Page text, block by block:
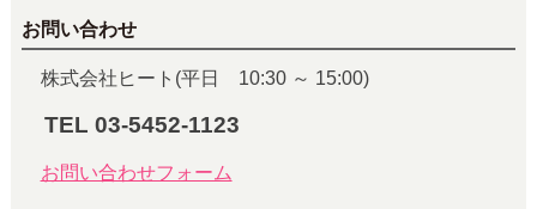
お問い合わせ
株式会社ヒート(平日 10:30 ～ 15:00)
TEL 03-5452-1123
お問い合わせフォーム